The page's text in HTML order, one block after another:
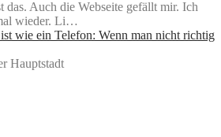
das. Auch die Webseite gefällt mir. Ich
wieder. Li…
wie ein Telefon: Wenn man nicht richtig
Hauptstadt